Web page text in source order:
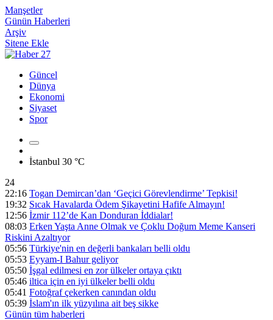
Manşetler
Günün Haberleri
Arşiv
Sitene Ekle
Güncel
Dünya
Ekonomi
Siyaset
Spor
İstanbul 30 °C
24
22:16 Togan Demircan’dan ‘Geçici Görevlendirme’ Tepkisi!
19:32 Sıcak Havalarda Ödem Şikayetini Hafife Almayın!
12:56 İzmir 112’de Kan Donduran İddialar!
08:03 Erken Yaşta Anne Olmak ve Çoklu Doğum Meme Kanseri
Riskini Azaltıyor
05:56 Türkiye'nin en değerli bankaları belli oldu
05:53 Eyyam-I Bahur geliyor
05:50 İşgal edilmesi en zor ülkeler ortaya çıktı
05:46 iltica için en iyi ülkeler belli oldu
05:41 Fotoğraf çekerken canından oldu
05:39 İslam'ın ilk yüzyılına ait beş sikke
Günün tüm haberleri